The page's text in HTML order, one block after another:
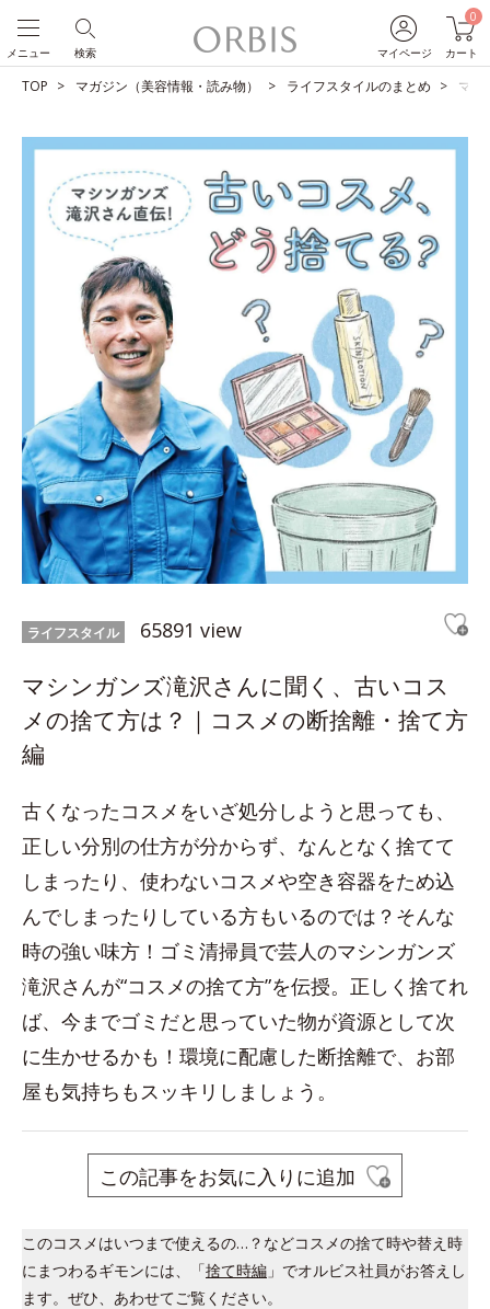
マイページ
0
カート
検索
メニュー
TOP マガジン（美容情報・読み物） ライフスタイルのまとめ マシ
ライフスタイル 65891 view
マシンガンズ滝沢さんに聞く、古いコス
メの捨て方は？｜コスメの断捨離・捨て方
編
古くなったコスメをいざ処分しようと思っても、
正しい分別の仕方が分からず、なんとなく捨てて
しまったり、使わないコスメや空き容器をため込
んでしまったりしている方もいるのでは？そんな
時の強い味方！ゴミ清掃員で芸人のマシンガンズ
滝沢さんが“コスメの捨て方”を伝授。正しく捨てれ
ば、今までゴミだと思っていた物が資源として次
に生かせるかも！環境に配慮した断捨離で、お部
屋も気持ちもスッキリしましょう。
この記事をお気に入りに追加
このコスメはいつまで使えるの…？などコスメの捨て時や替え時
にまつわるギモンには、「捨て時編 」でオルビス社員がお答えし
ます。ぜひ、あわせてご覧ください。